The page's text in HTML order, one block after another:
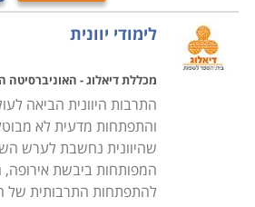
דבר המאפשר לבעלי שני שפות
יותר רשימות, נוסחאות, שמות
אנשים הרוכשים שפה נוספת הם
יותר. זאת מאחר ויש להם יכולת
רלבנטי ולהתעלם מכל המידע
לימוד שפות - למי זה מתאים
למעשה, שפה חדשה אפשר ללמוד בכל
מיועדים הן לצעירים היוצאים
לימודי יוונית
מכללת דיאלוג - האוניברסיטה
התרבות היוונית הביאה
והתפתחות מדעית לא
שהיוונית נחשבת לערש
המפותחות ביבשת
להתפתחות התרבותית של